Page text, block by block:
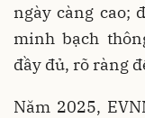
ngày càng cao;
minh bạch
đầy đủ, rõ ràng
Năm 2025,